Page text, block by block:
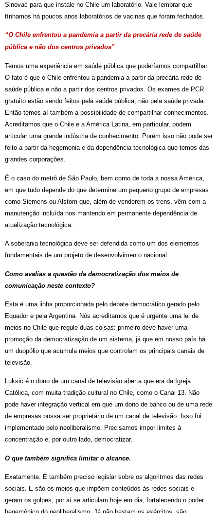
Sinovac para que instale no Chile um laboratório. Vale lembrar que
tínhamos há poucos anos laboratórios de vacinas que foram fechados.
“O Chile enfrentou a pandemia a partir da precária rede de saúde
pública e não dos centros privados”
Temos uma experiência em saúde pública que poderíamos compartilhar.
O fato é que o Chile enfrentou a pandemia a partir da precária rede de
saúde pública e não a partir dos centros privados. Os exames de PCR
gratuito estão sendo feitos pela saúde pública, não pela saúde privada.
Então temos aí também a possibilidade de compartilhar conhecimentos.
Acreditamos que o Chile e a América Latina, em particular, podem
articular uma grande indústria de conhecimento. Porém isso não pode ser
feito a partir da hegemonia e da dependência tecnológica que temos das
grandes corporações.
É o caso do metrô de São Paulo, bem como de toda a nossa América,
em que tudo depende do que determine um pequeno grupo de empresas
como Siemens ou Alstom que, além de venderem os trens, vêm com a
manutenção incluída nos mantendo em permanente dependência de
atualização tecnológica.
A soberania tecnológica deve ser defendida como um dos elementos
fundamentais de um projeto de desenvolvimento nacional.
Como avalias a questão da democratização dos meios de
comunicação neste contexto?
Esta é uma linha proporcionada pelo debate democrático gerado pelo
Equador e pela Argentina. Nós acreditamos que é urgente uma lei de
meios no Chile que regule duas coisas: primeiro deve haver uma
promoção da democratização de um sistema, já que em nosso país há
um duopólio que acumula meios que controlam os principais canais de
televisão.
Luksic é o dono de um canal de televisão aberta que era da Igreja
Católica, com muita tradição cultural no Chile, como o Canal 13. Não
pode haver integração vertical em que um dono de banco ou de uma rede
de empresas possa ser proprietário de um canal de televisão. Isso foi
implementado pelo neoliberalismo. Precisamos impor limites à
concentração e, por outro lado, democratizar.
O que também significa limitar o alcance.
Exatamente. É também preciso legislar sobre os algoritmos das redes
sociais. E são os meios que impõem conteúdos às redes sociais e
geram os golpes, por aí se articulam hoje em dia, fortalecendo o poder